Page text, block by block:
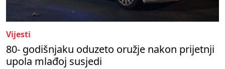
Vijesti
80- godišnjaku oduzeto oružje nakon prijetnji
upola mlađoj susjedi